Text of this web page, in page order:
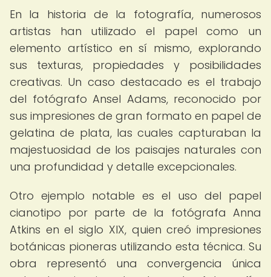
En la historia de la fotografía, numerosos
artistas han utilizado el papel como un
elemento artístico en sí mismo, explorando
sus texturas, propiedades y posibilidades
creativas. Un caso destacado es el trabajo
del fotógrafo Ansel Adams, reconocido por
sus impresiones de gran formato en papel de
gelatina de plata, las cuales capturaban la
majestuosidad de los paisajes naturales con
una profundidad y detalle excepcionales.
Otro ejemplo notable es el uso del papel
cianotipo por parte de la fotógrafa Anna
Atkins en el siglo XIX, quien creó impresiones
botánicas pioneras utilizando esta técnica. Su
obra representó una convergencia única